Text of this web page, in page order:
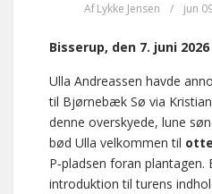
Af Lykke Jensen / jun
Bisserup, den 7. juni 2026
Ulla Andreassen havde
til Bjørnebæk Sø via
denne overskyede, lune
bød Ulla velkommen til
P‑pladsen foran plantagen.
introduktion til turens